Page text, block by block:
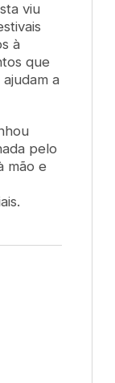
viu
à
que
a
pelo
mão e